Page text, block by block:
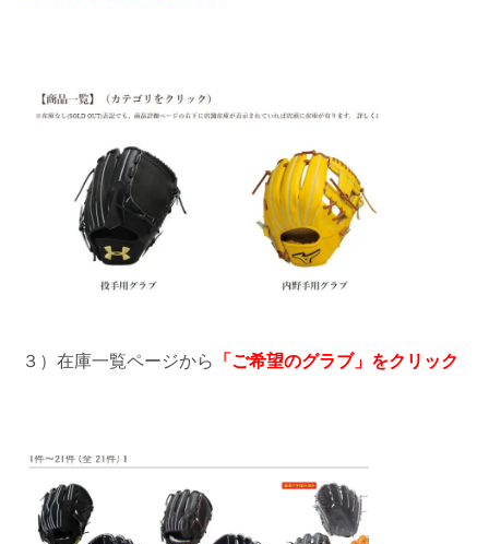
３）在庫一覧ページから 「ご希望のグラブ」をクリック